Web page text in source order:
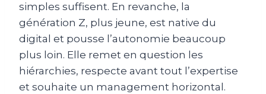
simples suffisent. En revanche, la
génération Z, plus jeune, est native du
digital et pousse l’autonomie beaucoup
plus loin. Elle remet en question les
hiérarchies, respecte avant tout l’expertise
et souhaite un management horizontal.